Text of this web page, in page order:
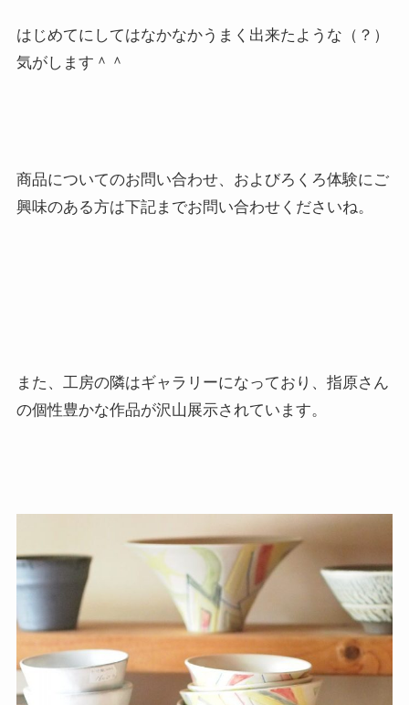
はじめてにしてはなかなかうまく出来たような（？）
気がします＾＾
商品についてのお問い合わせ、およびろくろ体験にご
興味のある方は下記までお問い合わせくださいね。
また、工房の隣はギャラリーになっており、指原さん
の個性豊かな作品が沢山展示されています。